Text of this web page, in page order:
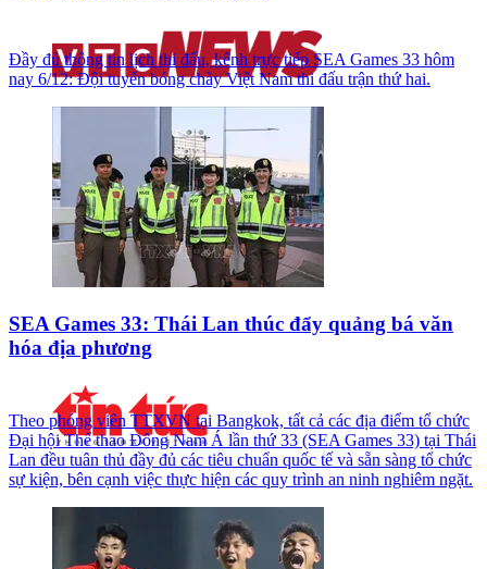
Đầy đủ thông tin lịch thi đấu, kênh trực tiếp SEA Games 33 hôm
nay 6/12: Đội tuyển bóng chày Việt Nam thi đấu trận thứ hai.
SEA Games 33: Thái Lan thúc đẩy quảng bá văn
hóa địa phương
Theo phóng viên TTXVN tại Bangkok, tất cả các địa điểm tổ chức
Đại hội Thể thao Đông Nam Á lần thứ 33 (SEA Games 33) tại Thái
Lan đều tuân thủ đầy đủ các tiêu chuẩn quốc tế và sẵn sàng tổ chức
sự kiện, bên cạnh việc thực hiện các quy trình an ninh nghiêm ngặt.